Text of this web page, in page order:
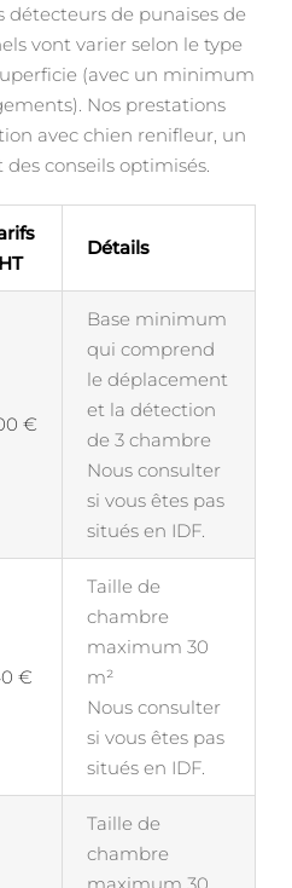
détecteurs de punaises de
vont varier selon le type
(avec un minimum
Nos prestations
avec chien renifleur, un
conseils optimisés.
HT
Détails
€
Base minimum
qui comprend
le déplacement
et la détection
de 3 chambre
Nous consulter
si vous êtes pas
situés en IDF.
€
Taille de
chambre
maximum 30
m²
Nous consulter
si vous êtes pas
situés en IDF.
Taille de
chambre
maximum 30